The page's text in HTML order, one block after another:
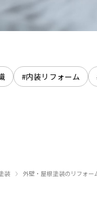
#内装リフォーム
装 › 外壁・屋根塗装のリフォー